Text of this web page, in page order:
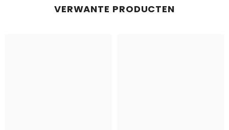
VERWANTE PRODUCTEN